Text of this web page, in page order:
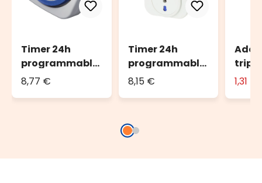
Timer 24h
programmable
COMPACT
8,77 €
Timer 24h
programmable
DAILY
8,15 €
10A
1,31 €